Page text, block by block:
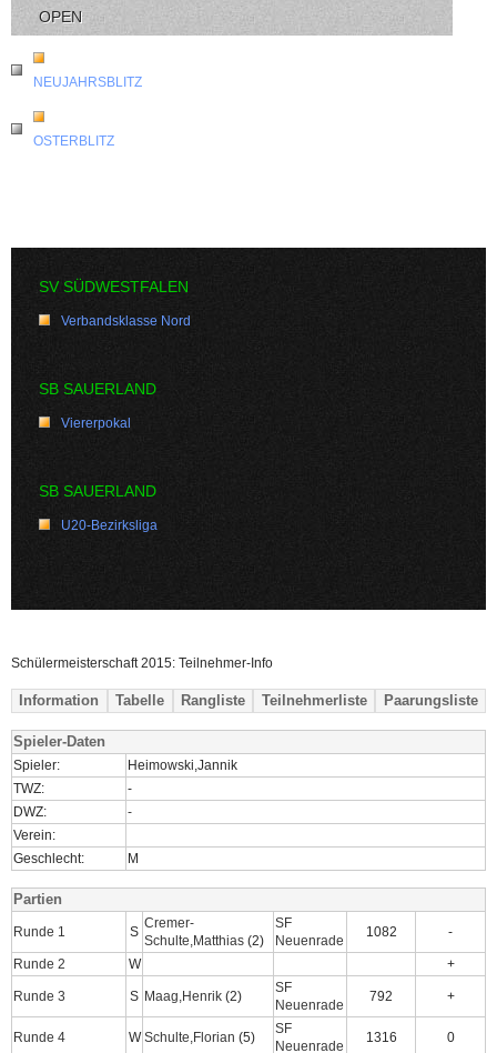
OPEN
NEUJAHRSBLITZ
OSTERBLITZ
SV SÜDWESTFALEN
Verbandsklasse Nord
SB SAUERLAND
Viererpokal
SB SAUERLAND
U20-Bezirksliga
Schülermeisterschaft 2015: Teilnehmer-Info
Information Tabelle Rangliste Teilnehmerliste Paarungsliste
Spieler-Daten
Spieler:
Heimowski,Jannik
TWZ:
-
DWZ:
-
Verein:
Geschlecht:
M
Partien
Runde 1 S
Cremer-
Schulte,Matthias (2)
SF
Neuenrade
1082 -
Runde 2 W +
Runde 3 S Maag,Henrik (2)
SF
Neuenrade
792 +
Runde 4 W Schulte,Florian (5)
SF
Neuenrade
1316 0